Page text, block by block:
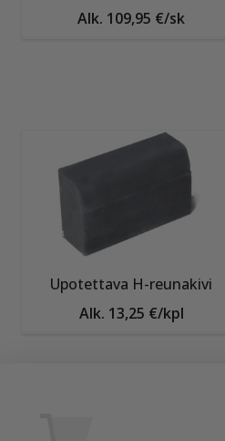
Alk. 109,95 €/sk
Upotettava H-reunakivi
Alk. 13,25 €/kpl